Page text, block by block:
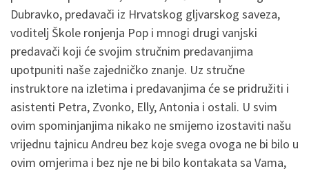
Dubravko, predavači iz Hrvatskog gljvarskog saveza,
voditelj Škole ronjenja Pop i mnogi drugi vanjski
predavači koji će svojim stručnim predavanjima
upotpuniti naše zajedničko znanje. Uz stručne
instruktore na izletima i predavanjima će se pridružiti i
asistenti Petra, Zvonko, Elly, Antonia i ostali. U svim
ovim spominjanjima nikako ne smijemo izostaviti našu
vrijednu tajnicu Andreu bez koje svega ovoga ne bi bilo u
ovim omjerima i bez nje ne bi bilo kontakata sa Vama,